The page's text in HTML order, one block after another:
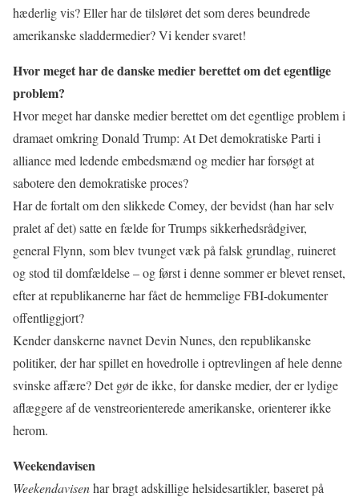
hæderlig vis? Eller har de tilsløret det som deres beundrede
amerikanske sladdermedier? Vi kender svaret!
Hvor meget har de danske medier berettet om det egentlige
problem?
Hvor meget har danske medier berettet om det egentlige problem i
dramaet omkring Donald Trump: At Det demokratiske Parti i
alliance med ledende embedsmænd og medier har forsøgt at
sabotere den demokratiske proces?
Har de fortalt om den slikkede Comey, der bevidst (han har selv
pralet af det) satte en fælde for Trumps sikkerhedsrådgiver,
general Flynn, som blev tvunget væk på falsk grundlag, ruineret
og stod til domfældelse – og først i denne sommer er blevet renset,
efter at republikanerne har fået de hemmelige FBI-dokumenter
offentliggjort?
Kender danskerne navnet Devin Nunes, den republikanske
politiker, der har spillet en hovedrolle i optrevlingen af hele denne
svinske affære? Det gør de ikke, for danske medier, der er lydige
aflæggere af de venstreorienterede amerikanske, orienterer ikke
herom.
Weekendavisen
Weekendavisenhar bragt adskillige helsidesartikler, baseret på